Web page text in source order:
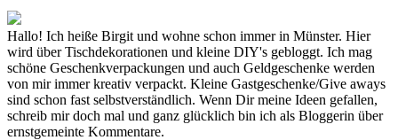
Hallo! Ich heiße Birgit und wohne schon immer in Münster. Hier
wird über Tischdekorationen und kleine DIY's gebloggt. Ich mag
schöne Geschenkverpackungen und auch Geldgeschenke werden
von mir immer kreativ verpackt. Kleine Gastgeschenke/Give aways
sind schon fast selbstverständlich. Wenn Dir meine Ideen gefallen,
schreib mir doch mal und ganz glücklich bin ich als Bloggerin über
ernstgemeinte Kommentare.